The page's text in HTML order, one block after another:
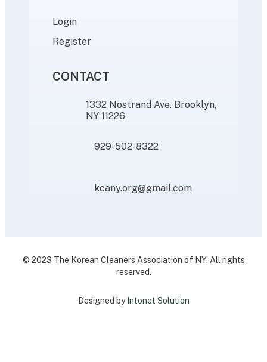
Login
Register
CONTACT
1332 Nostrand Ave. Brooklyn,
NY 11226
929-502-8322
kcany.org@gmail.com
© 2023 The Korean Cleaners Association of NY. All rights
reserved.
Designed by Intonet Solution